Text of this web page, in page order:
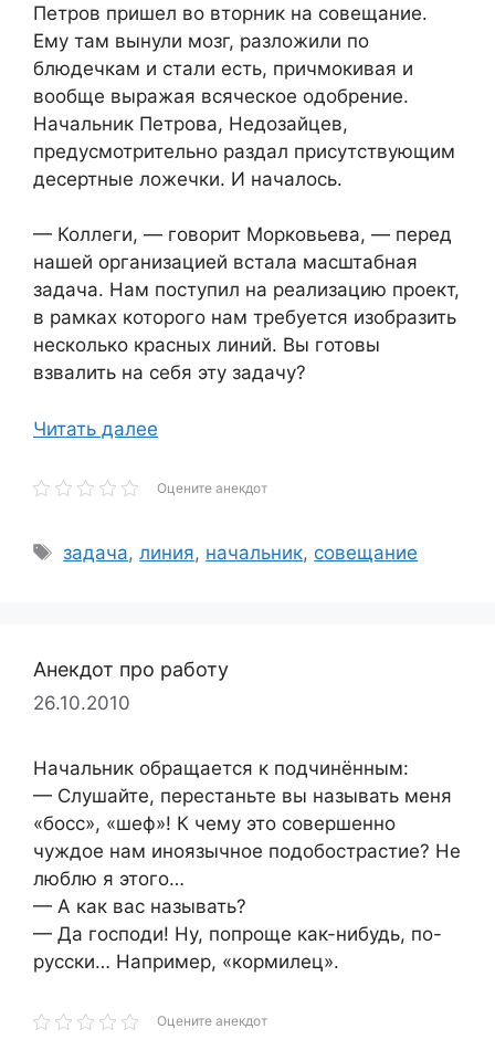
Петров пришел во вторник на совещание.
Ему там вынули мозг, разложили по
блюдечкам и стали есть, причмокивая и
вообще выражая всяческое одобрение.
Начальник Петрова, Недозайцев,
предусмотрительно раздал присутствующим
десертные ложечки. И началось.
— Коллеги, — говорит Морковьева, — перед
нашей организацией встала масштабная
задача. Нам поступил на реализацию проект,
в рамках которого нам требуется изобразить
несколько красных линий. Вы готовы
взвалить на себя эту задачу?
Читать далее
Оцените анекдот
Метки
задача,линия, начальник, совещание
Анекдот про работу
26.10.2010
Начальник обращается к подчинённым:
— Слушайте, перестаньте вы называть меня
«босс», «шеф»! К чему это совершенно
чуждое нам иноязычное подобострастие? Не
люблю я этого…
— А как вас называть?
— Да господи! Ну, попроще как-нибудь, по-
русски… Например, «кормилец».
Оцените анекдот